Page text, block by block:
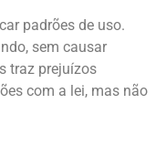
padrões de uso.
sem causar
traz prejuízos
com a lei, mas não